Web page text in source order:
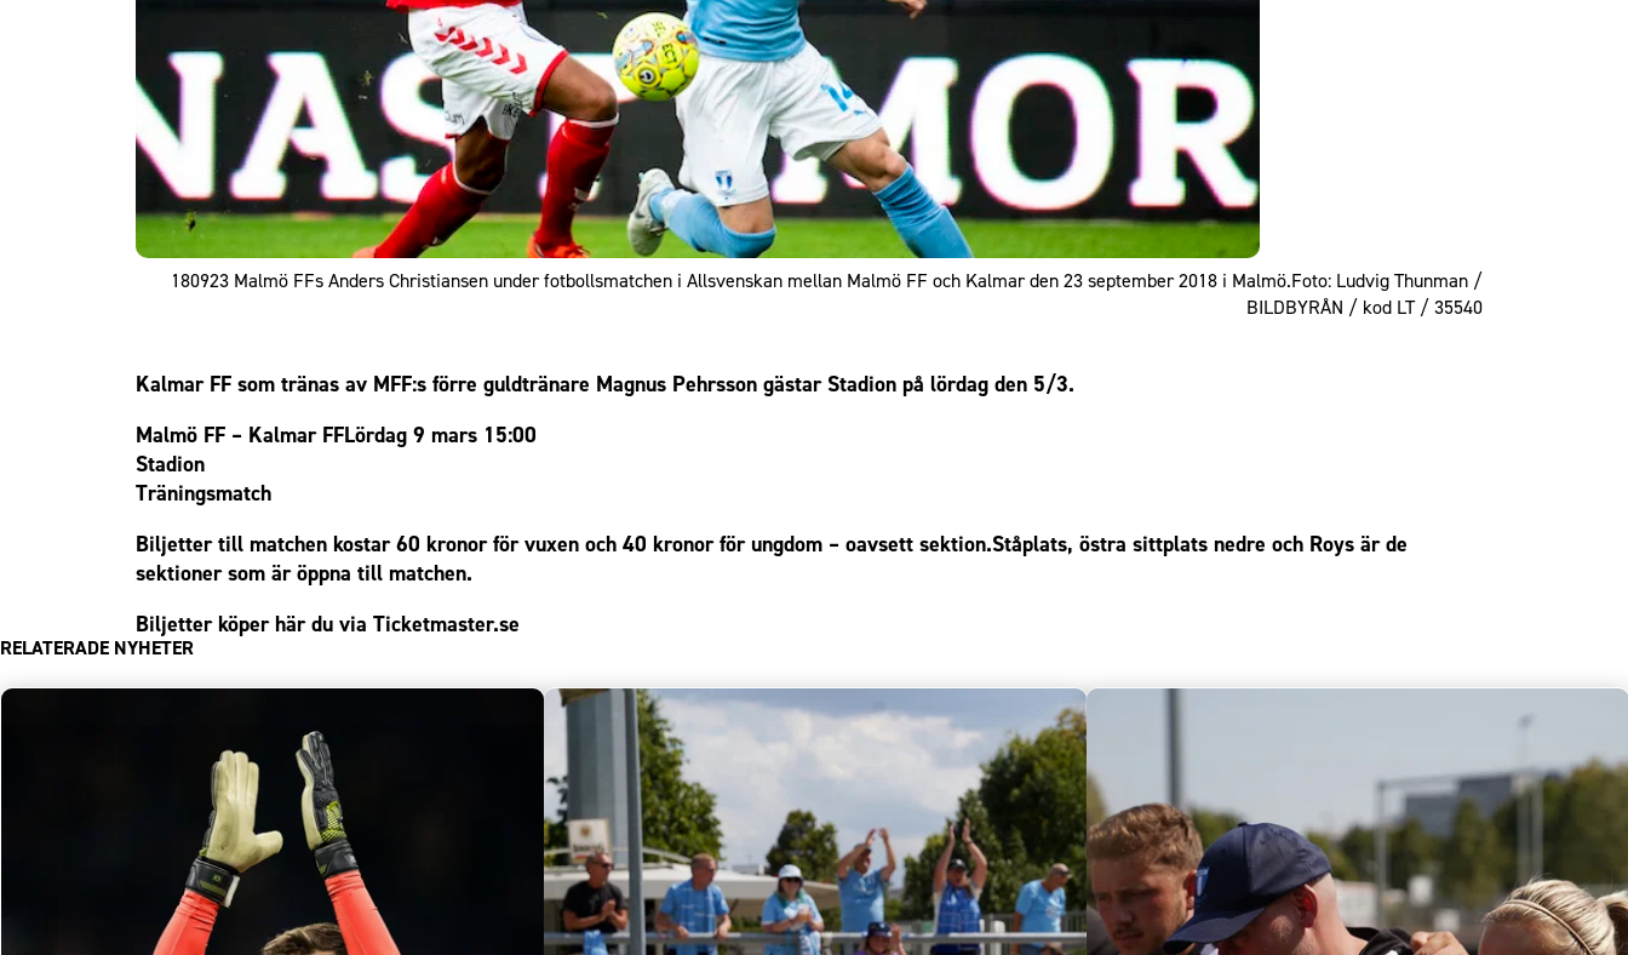
180923 Malmö FFs Anders Christiansen under fotbollsmatchen i Allsvenskan mellan Malmö FF och Kalmar den 23 september 2018 i Malmö.Foto: Ludvig Thunman /
BILDBYRÅN / kod LT / 35540
Kalmar FF som tränas av MFF:s förre guldtränare Magnus Pehrsson gästar Stadion på lördag den 5/3.
Malmö FF – Kalmar FFLördag 9 mars 15:00
Stadion
Träningsmatch
Biljetter till matchen kostar 60 kronor för vuxen och 40 kronor för ungdom – oavsett sektion.Ståplats, östra sittplats nedre och Roys är de
sektioner som är öppna till matchen.
Biljetter köper här du via Ticketmaster.se
RELATERADE NYHETER